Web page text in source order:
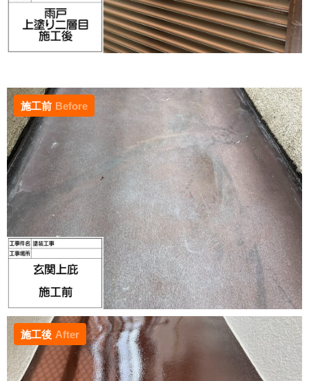
施工前 Before
施工後 After